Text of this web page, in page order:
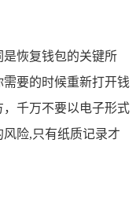
恢复钱包的关键所
要的时候重新打开钱
千万不要以电子形式
险,只有纸质记录才